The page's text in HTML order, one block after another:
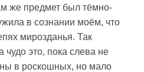
же предмет был тёмно-
в сознании моём, что
мирозданья. Так
это, пока слева не
в роскошных, но мало